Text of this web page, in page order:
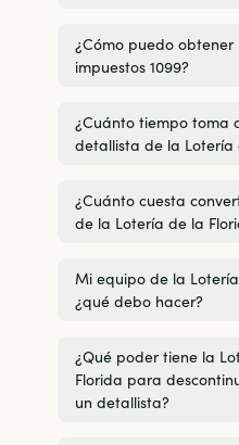
¿Cómo puedo
impuestos 1099?
¿Cuánto tiempo toma
detallista de la Lotería
¿Cuánto cuesta
de la Lotería de la
Mi equipo de la
¿qué debo hacer?
¿Qué poder tiene la
Florida para
un detallista?